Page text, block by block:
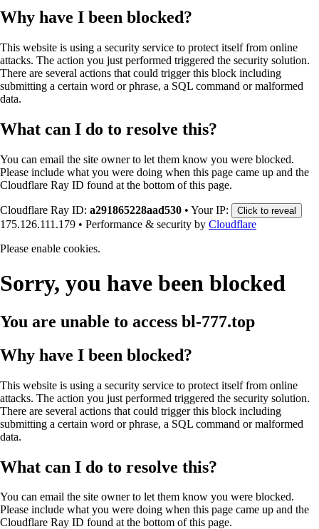
Why have I been blocked?
This website is using a security service to protect itself from online
attacks. The action you just performed triggered the security solution.
There are several actions that could trigger this block including
submitting a certain word or phrase, a SQL command or malformed
data.
What can I do to resolve this?
You can email the site owner to let them know you were blocked.
Please include what you were doing when this page came up and the
Cloudflare Ray ID found at the bottom of this page.
Cloudflare Ray ID: a291865228aad530 • Your IP: Click to reveal
175.126.111.179 • Performance & security by Cloudflare
Please enable cookies.
Sorry, you have been blocked
You are unable to access bl-777.top
Why have I been blocked?
This website is using a security service to protect itself from online
attacks. The action you just performed triggered the security solution.
There are several actions that could trigger this block including
submitting a certain word or phrase, a SQL command or malformed
data.
What can I do to resolve this?
You can email the site owner to let them know you were blocked.
Please include what you were doing when this page came up and the
Cloudflare Ray ID found at the bottom of this page.